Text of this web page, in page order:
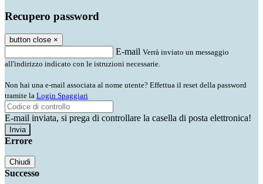
Recupero password
button close ×
E-mail Verrà inviato un messaggio
all'indirizzo indicato con le istruzioni necessarie.
Non hai una e-mail associata al nome utente? Effettua il reset della password
tramite la Login Spaggiari
E-mail inviata, si prega di controllare la casella di posta elettronica!
Errore
Chiudi
Successo